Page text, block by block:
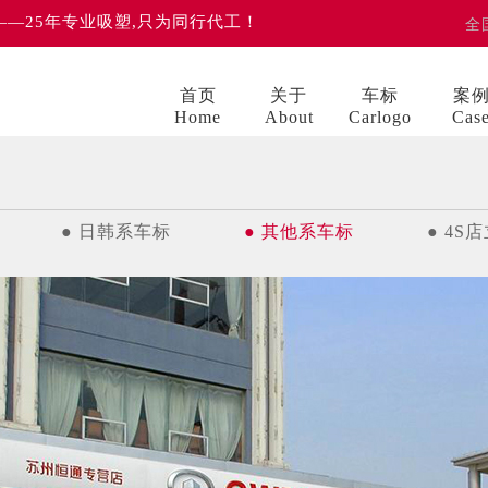
年专业吸塑,只为同行代工！ 全
首页
Home
关于
About
车标
Carlogo
案
● 日韩系车标 ● 其他系车标 ● 4S店